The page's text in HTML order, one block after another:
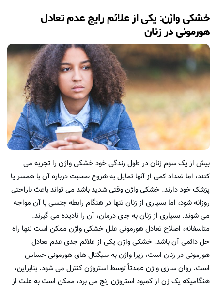
خشکی واژن: یکی از علائم رایج عدم تعادل
هورمونی در زنان
بیش از یک سوم زنان در طول زندگی خود خشکی واژن را تجربه می
کنند، اما تعداد کمی از آنها تمایل به شروع صحبت درباره آن با همسر یا
پزشک خود دارند. خشکی واژن وقتی شدید باشد می تواند باعث ناراحتی
روزانه شود، اما بسیاری از زنان تنها در هنگام رابطه جنسی با آن مواجه
می شوند. بسیاری از زنان به جای درمان، آن را نادیده می گیرند.
متاسفانه، اصلاح تعادل هورمونی علل خشکی واژن ممکن است تنها راه
حل دائمی آن باشد. خشکی واژن یکی از علائم جدی عدم تعادل
هورمونی در زنان است، زیرا واژن به سیگنال های هورمونی حساس
است. روان سازی واژن عمدتاً توسط استروژن کنترل می شود. بنابراین،
هنگامیکه یک زن از کمبود استروژن رنج می برد، ممکن است به علت از